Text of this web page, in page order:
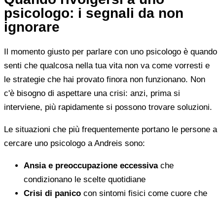
psicologo: i segnali da non
ignorare
Il momento giusto per parlare con uno psicologo è quando
senti che qualcosa nella tua vita non va come vorresti e
le strategie che hai provato finora non funzionano. Non
c'è bisogno di aspettare una crisi: anzi, prima si
interviene, più rapidamente si possono trovare soluzioni.
Le situazioni che più frequentemente portano le persone a
cercare uno psicologo a Andreis sono:
Ansia e preoccupazione eccessivache
condizionano le scelte quotidiane
Crisi di panico con sintomi fisici come cuore che